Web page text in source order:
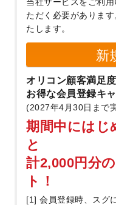
ただく必要があります
たします。
新
オリコン顧客満足度
お得な会員登録キ
(2027年4月30日まで
期間中にはじ
と
計2,000円分
ト！
[1] 会員登録時、スグ